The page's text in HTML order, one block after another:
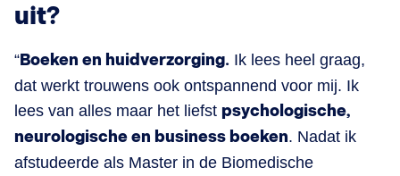
uit?
“Boeken en huidverzorging. Ik lees heel graag,
dat werkt trouwens ook ontspannend voor mij. Ik
lees van alles maar het liefst psychologische,
neurologische en business boeken. Nadat ik
afstudeerde als Master in de Biomedische